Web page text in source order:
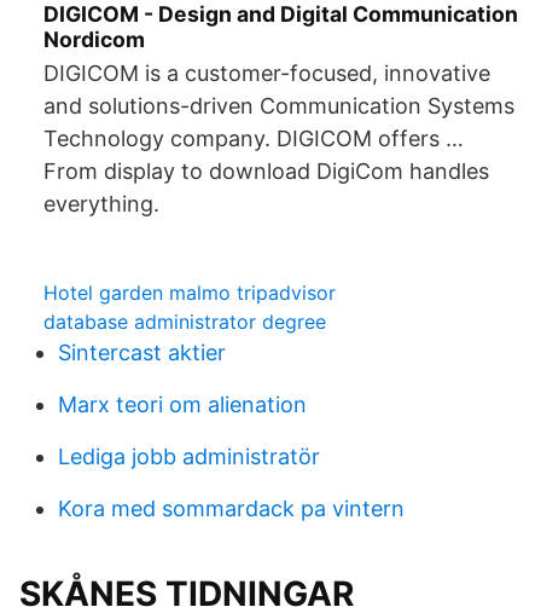
DIGICOM - Design and Digital Communication
Nordicom
DIGICOM is a customer-focused, innovative
and solutions-driven Communication Systems
Technology company. DIGICOM offers …
From display to download DigiCom handles
everything.
Hotel garden malmo tripadvisor
database administrator degree
Sintercast aktier
Marx teori om alienation
Lediga jobb administratör
Kora med sommardack pa vintern
SKÅNES TIDNINGAR